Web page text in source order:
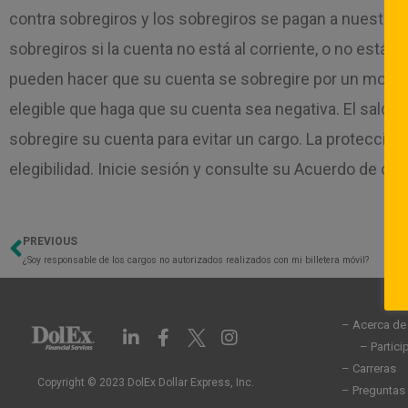
contra sobregiros y los sobregiros se pagan a
sobregiros si la cuenta no está al corriente, o no está
pueden hacer que su cuenta se sobregire por un
elegible que haga que su cuenta sea negativa. El
sobregire su cuenta para evitar un cargo. La
elegibilidad. Inicie sesión y consulte su Acuerdo de
Previo
PREVIOUS
¿Soy responsable de los cargos no autorizados realizados con mi billetera móvil?
L
i
k
F
a
e
I
n
t
Copyright © 2023 DolEx Dollar Express, Inc.
– Acerca
–
– Carreras
–